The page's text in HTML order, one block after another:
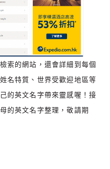
索的網站，還會詳細到每個
名特質、世界受歡迎地區等
的英文名字帶來靈感喔！接
的英文名字整理，敬請期